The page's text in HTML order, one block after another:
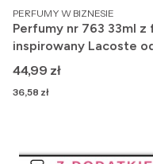
PRODUCENT
PERFUMY W BIZNESIE
Perfumy nr 763 33ml
inspirowany Lacoste
Cena
44,99 zł
Cena
36,58 zł